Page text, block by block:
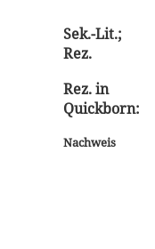
Sek.-Lit.;
Rez.
Rez. in
Quickborn:
Nachweis